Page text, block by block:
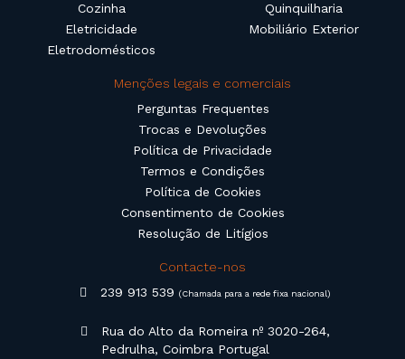
Cozinha
Eletricidade
Eletrodomésticos
Quinquilharia
Mobiliário Exterior
Menções legais e comerciais
Perguntas Frequentes
Trocas e Devoluções
Política de Privacidade
Termos e Condições
Política de Cookies
Consentimento de Cookies
Resolução de Litígios
Contacte-nos
239 913 539(Chamada para a rede fixa nacional)
Rua do Alto da Romeira nº 3020-264,
Pedrulha, Coimbra Portugal